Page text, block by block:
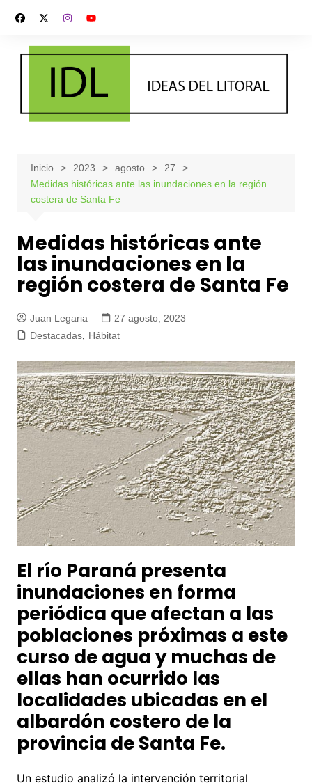
contenido
Inicio 2023 agosto
27
Medidas históricas ante las inundaciones en la región
costera de Santa Fe
Medidas históricas ante
las inundaciones en la
región costera de Santa Fe
Juan Legaria
27 agosto, 2023
Destacadas, Hábitat
El río Paraná presenta
inundaciones en forma
periódica que afectan a las
poblaciones próximas a este
curso de agua y muchas de
ellas han ocurrido las
localidades ubicadas en el
albardón costero de la
provincia de Santa Fe.
Un estudio analizó la intervención territorial